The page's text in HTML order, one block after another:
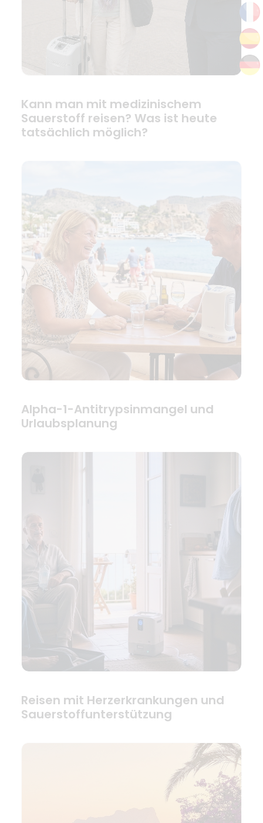
Kann man mit medizinischem
Sauerstoff reisen? Was ist heute
tatsächlich möglich?
Alpha-1-Antitrypsinmangel und
Urlaubsplanung
Reisen mit Herzerkrankungen und
Sauerstoffunterstützung